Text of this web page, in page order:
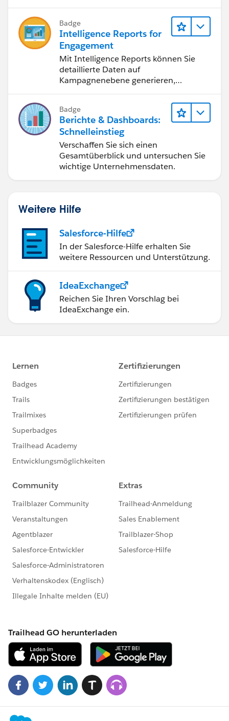
Badge
Intelligence Reports for
Engagement
Mit Intelligence Reports können Sie
detaillierte Daten auf
Kampagnenebene generieren,
Badge
Berichte & Dashboards:
Schnelleinstieg
Verschaffen Sie sich einen
Gesamtüberblick und untersuchen Sie
wichtige Unternehmensdaten.
Weitere Hilfe
Salesforce-Hilfe
In der Salesforce-Hilfe erhalten Sie
weitere Ressourcen und Unterstützung.
IdeaExchange
Reichen Sie Ihren Vorschlag bei
IdeaExchange ein.